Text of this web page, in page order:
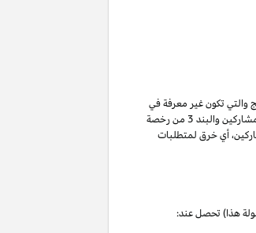
والتي تكون غير معرفة في
من متطلبات انخراط برنامج المشاركين والبند 3 من رخصة
الحد من غرض المادة 6 (ا) من اتفاقية تشغيل برنامج المشاركين، أي خرق لمتطلبات
هذا) تحصل عند: